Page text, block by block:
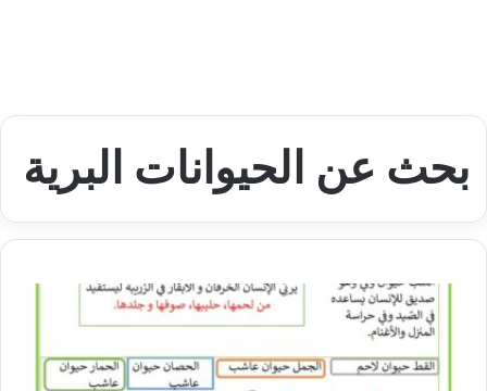
بحث عن الحيوانات البرية